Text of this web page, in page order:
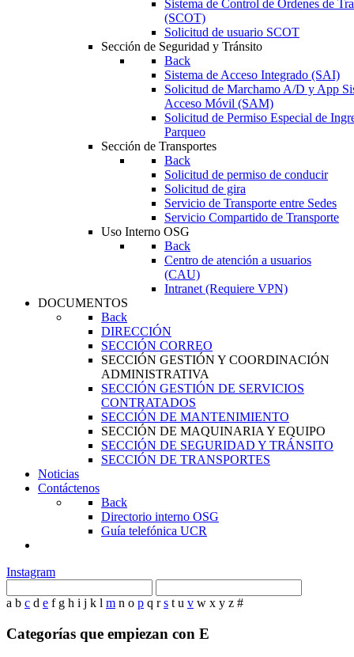
Sistema de Control de Ordenes de
(SCOT)
Solicitud de usuario SCOT
Sección de Seguridad y Tránsito
Back
Sistema de Acceso Integrado (SAI)
Solicitud de Marchamo A/D y App
Acceso Móvil (SAM)
Solicitud de Permiso Especial de
Parqueo
Sección de Transportes
Back
Solicitud de permiso de conducir
Solicitud de gira
Servicio de Transporte entre Sedes
Servicio Compartido de Transporte
Uso Interno OSG
Back
Centro de atención a usuarios
(CAU)
Intranet (Requiere VPN)
DOCUMENTOS
Back
DIRECCIÓN
SECCIÓN CORREO
SECCIÓN GESTIÓN Y COORDINACIÓN
ADMINISTRATIVA
SECCIÓN GESTIÓN DE SERVICIOS
CONTRATADOS
SECCIÓN DE MANTENIMIENTO
SECCIÓN DE MAQUINARIA Y EQUIPO
SECCIÓN DE SEGURIDAD Y TRÁNSITO
SECCIÓN DE TRANSPORTES
Noticias
Contáctenos
Back
Directorio interno OSG
Guía telefónica UCR
Instagram
a b c d e f g h i j k l m n o p q r s t u v w x y z #
Categorías que empiezan con E